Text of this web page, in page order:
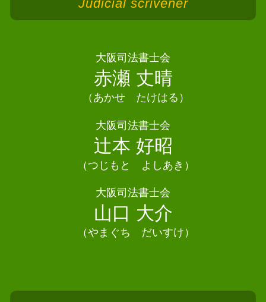
債務整理 デメリット 住宅ローン
個人再生 流れ
任意整理 司法書士
任意整理 ブラックリスト
法定相続人 配偶者なし
法定相続人とは
遺産分割協議 登記 必要書類
相続 変更登記
相続 司法書士
遺産分割協議 期限
債務整理 司法書士 千早赤阪村
相続 司法書士 泉大津市
相続 司法書士 吹田市
相続 司法書士 柏原市
債務整理 司法書士 四條畷市
債務整理 司法書士 大東市
相続 司法書士 豊能町
債務整理 司法書士 高槻市
債務整理 司法書士 富田林市
相続 司法書士 摂津市
Judicial scrivener
大阪司法書士会
赤瀬 丈晴
（あかせ たけはる）
大阪司法書士会
辻本 好昭
（つじもと よしあき）
大阪司法書士会
山口 大介
（やまぐち だいすけ）